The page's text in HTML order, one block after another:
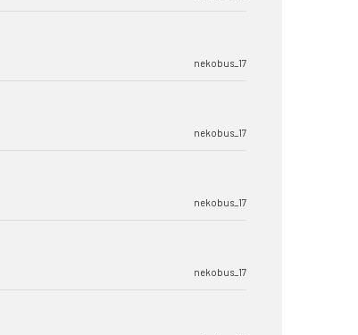
nekobus_17
nekobus_17
nekobus_17
nekobus_17